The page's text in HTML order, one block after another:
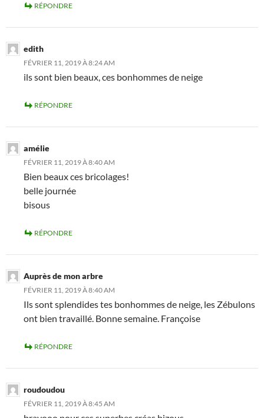
RÉPONDRE
edith
FÉVRIER 11, 2019 À 8:24 AM
ils sont bien beaux, ces bonhommes de neige
RÉPONDRE
amélie
FÉVRIER 11, 2019 À 8:40 AM
Bien beaux ces bricolages!
belle journée
bisous
RÉPONDRE
Auprès de mon arbre
FÉVRIER 11, 2019 À 8:40 AM
Ils sont splendides tes bonhommes de neige, les Zébulons
ont bien travaillé. Bonne semaine. Françoise
RÉPONDRE
roudoudou
FÉVRIER 11, 2019 À 8:45 AM